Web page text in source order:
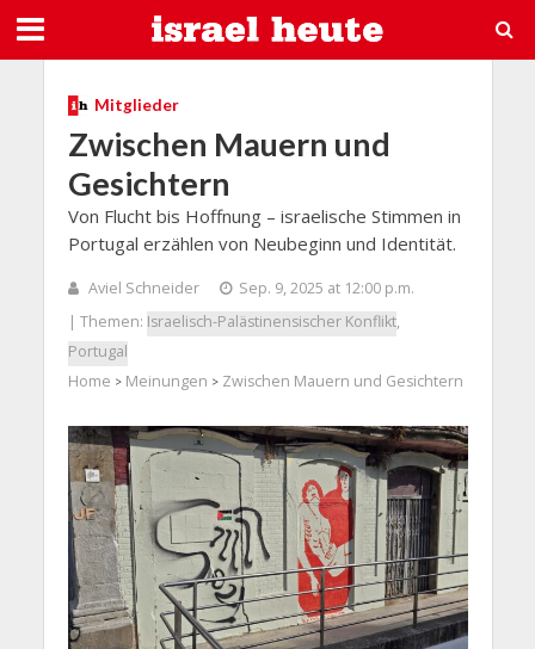
Mitglieder
Zwischen Mauern und
Gesichtern
Von Flucht bis Hoffnung – israelische Stimmen in
Portugal erzählen von Neubeginn und Identität.
Aviel Schneider
Sep. 9, 2025 at 12:00 p.m.
| Themen: Israelisch-Palästinensischer Konflikt,
Portugal
Home > Meinungen > Zwischen Mauern und Gesichtern